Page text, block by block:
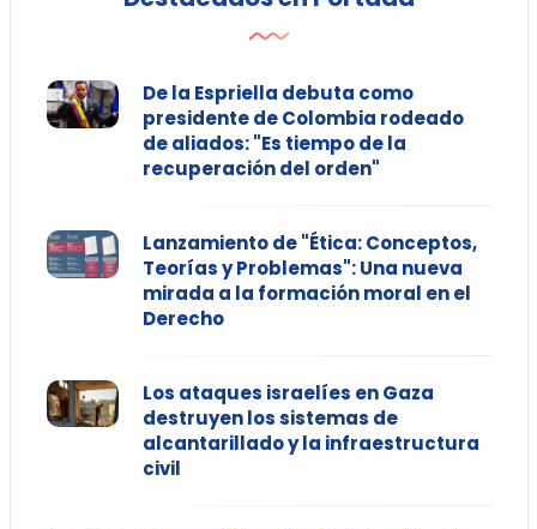
De la Espriella debuta como
presidente de Colombia rodeado
de aliados: "Es tiempo de la
recuperación del orden"
Lanzamiento de "Ética: Conceptos,
Teorías y Problemas": Una nueva
mirada a la formación moral en el
Derecho
Los ataques israelíes en Gaza
destruyen los sistemas de
alcantarillado y la infraestructura
civil